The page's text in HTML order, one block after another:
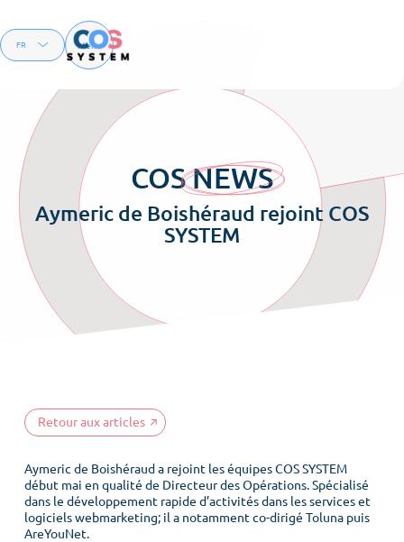
FR Menu
COSNEWS
Aymeric de Boishéraud rejoint COS
SYSTEM
Retour aux articles
Aymeric de Boishérauda rejoint les équipesCOS SYSTEM
début mai en qualité de Directeur des Opérations. Spécialisé
dans le développement rapide d’activités dans les services et
logiciels webmarketing; il a notamment co-dirigé Toluna puis
AreYouNet.